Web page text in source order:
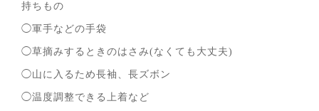
持ちもの
◯軍手などの手袋
◯草摘みするときのはさみ(なくても大丈夫)
◯山に入るため長袖、長ズボン
◯温度調整できる上着など